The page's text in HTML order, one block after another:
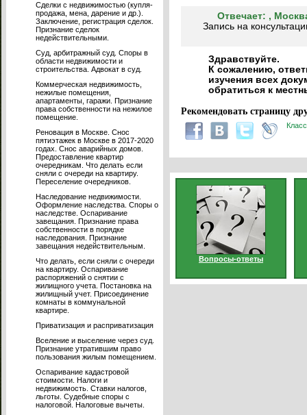
Сделки с недвижимостью (купля-
продажа, мена, дарение и др.).
Заключение, регистрация сделок.
Признание сделок
недействительными.
Суд, арбитражный суд. Споры в
области недвижимости и
строительства. Адвокат в суд.
Коммерческая недвижимость,
нежилые помещения,
апартаменты, гаражи. Признание
права собственности на нежилое
помещение.
Реновация в Москве. Снос
пятиэтажек в Москве в 2017-2020
годах. Снос аварийных домов.
Предоставление квартир
очередникам. Что делать если
сняли с очереди на квартиру.
Переселение очередников.
Наследование недвижимости.
Оформление наследства. Споры о
наследстве. Оспаривание
завещания. Признание права
собственности в порядке
наследования. Признание
завещания недействительным.
Что делать, если сняли с очереди
на квартиру. Оспаривание
распоряжений о снятии с
жилищного учета. Постановка на
жилищный учет. Присоединение
комнаты в коммунальной
квартире.
Приватизация и расприватизация
Вселение и выселение через суд.
Признание утратившим право
пользования жилым помещением.
Оспаривание кадастровой
стоимости. Налоги и
недвижимость. Ставки налогов,
льготы. Судебные споры с
налоговой. Налоговые вычеты.
Отвечает: ,
Запись на
Здравствуйте.
К сожалению,
изучения всех
обратиться к
Рекомендовать страницу
Вопросы-ответы